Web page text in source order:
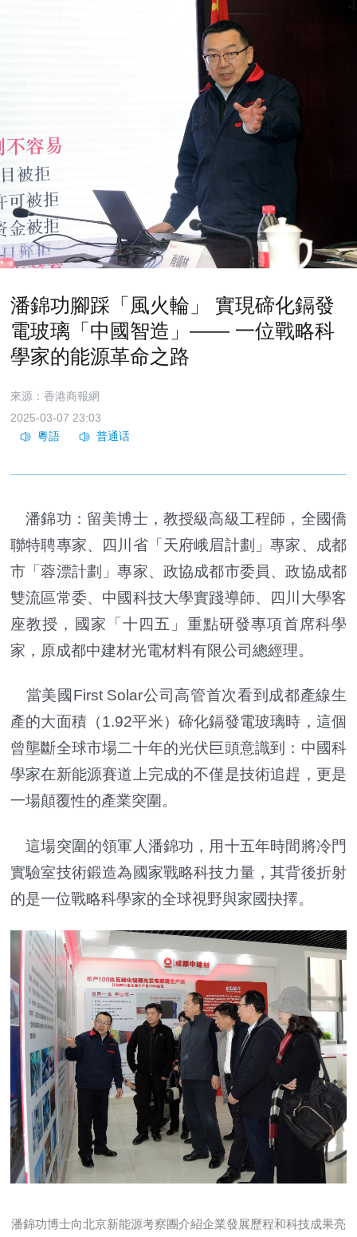
潘錦功腳踩「風火輪」 實現碲化鎘發
電玻璃「中國智造」—— 一位戰略科
學家的能源革命之路
來源：香港商報網
2025-03-07 23:03
潘錦功：留美博士，教授級高級工程師，全國僑
聯特聘專家、四川省「天府峨眉計劃」專家、成都
市「蓉漂計劃」專家、政協成都市委員、政協成都
雙流區常委、中國科技大學實踐導師、四川大學客
座教授，國家「十四五」重點研發專項首席科學
家，原成都中建材光電材料有限公司總經理。
當美國First Solar公司高管首次看到成都產線生
產的大面積（1.92平米）碲化鎘發電玻璃時，這個
曾壟斷全球市場二十年的光伏巨頭意識到：中國科
學家在新能源賽道上完成的不僅是技術追趕，更是
一場顛覆性的產業突圍。
這場突圍的領軍人潘錦功，用十五年時間將冷門
實驗室技術鍛造為國家戰略科技力量，其背後折射
的是一位戰略科學家的全球視野與家國抉擇。
潘錦功博士向北京新能源考察團介紹企業發展歷程和科技成果亮